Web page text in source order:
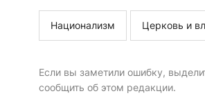
Национализм Церковь и
Если вы заметили ошибку,
сообщить об этом редакции.